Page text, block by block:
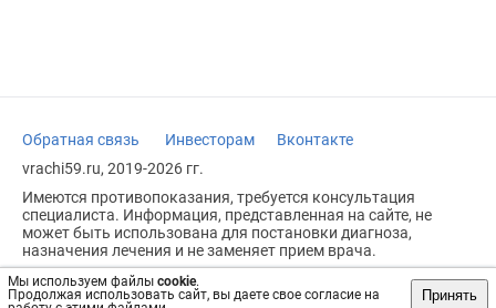
Мы используем файлы cookie.
Продолжая использовать сайт, вы даете свое согласие на
Принять
Обратная связь Инвесторам
Вконтакте
vrachi59.ru, 2019-2026 гг.
Имеются противопоказания, требуется консультация
специалиста. Информация, представленная на сайте, не
может быть использована для постановки диагноза,
назначения лечения и не заменяет прием врача.
Возрастное ограничение: 18+